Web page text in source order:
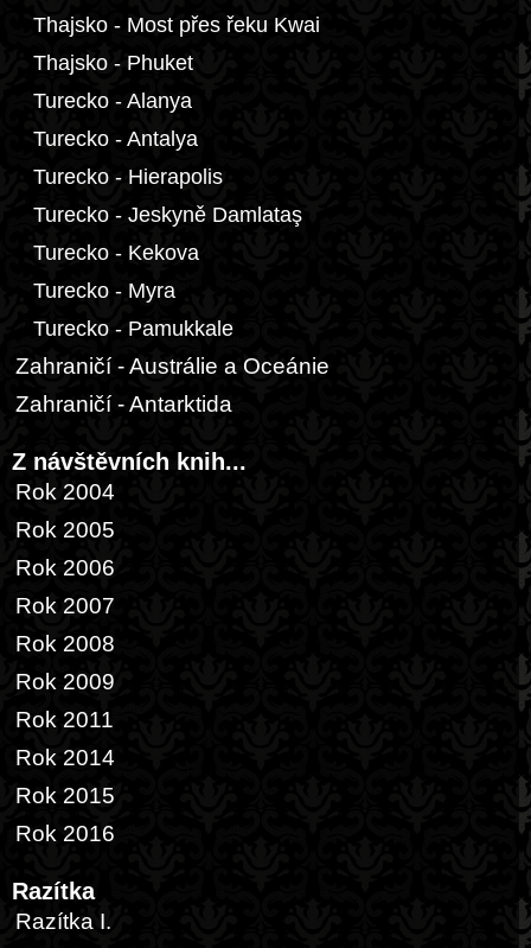
Thajsko - Most přes řeku Kwai
Thajsko - Phuket
Turecko - Alanya
Turecko - Antalya
Turecko - Hierapolis
Turecko - Jeskyně Damlataş
Turecko - Kekova
Turecko - Myra
Turecko - Pamukkale
Zahraničí - Austrálie a Oceánie
Zahraničí - Antarktida
Z návštěvních knih...
Rok 2004
Rok 2005
Rok 2006
Rok 2007
Rok 2008
Rok 2009
Rok 2011
Rok 2014
Rok 2015
Rok 2016
Razítka
Razítka I.